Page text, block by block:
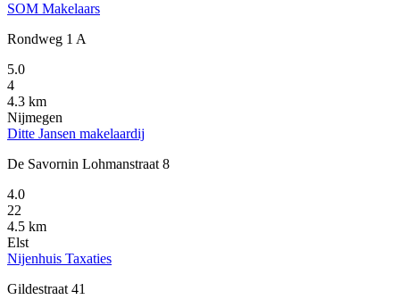
SOM Makelaars
Rondweg 1 A
5.0
4
4.3 km
Nijmegen
Ditte Jansen makelaardij
De Savornin Lohmanstraat 8
4.0
22
4.5 km
Elst
Nijenhuis Taxaties
Gildestraat 41